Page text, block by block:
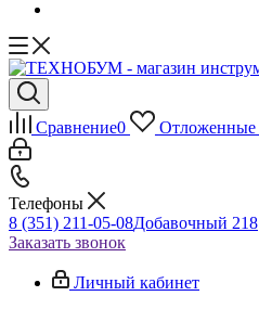
Сравнение0 Отложенные
Телефоны
8 (351) 211-05-08Добавочный 218
Заказать звонок
Личный кабинет